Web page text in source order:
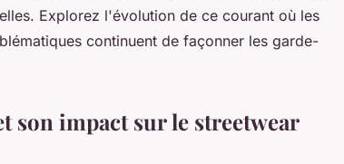
Explorez l'évolution de ce courant où les
continuent de façonner les garde-
son impact sur le streetwear